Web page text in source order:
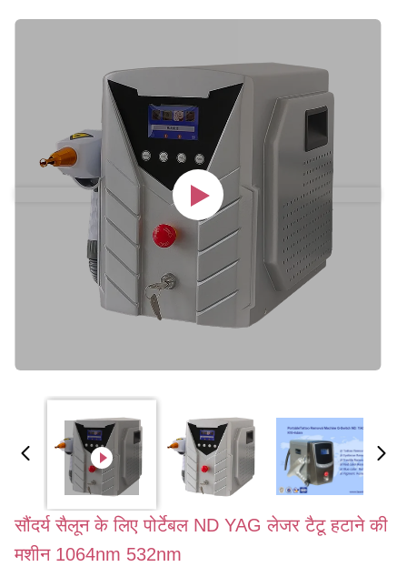
सौंदर्य सैलून के लिए पोर्टेबल ND YAG लेजर टैटू हटाने की
मशीन 1064nm 532nm